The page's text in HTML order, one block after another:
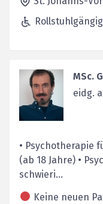
Rollstuhlgängig
MSc.
eidg.
• Psychotherapie
(ab 18 Jahre) •
schwieri...
Keine neuen